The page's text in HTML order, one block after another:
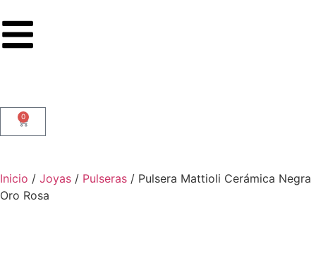
0
Inicio / Joyas / Pulseras / Pulsera Mattioli Cerámica Negra
Oro Rosa